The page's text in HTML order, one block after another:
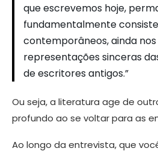
que escrevemos hoje,
fundamentalmente
contemporâneos, ainda
representações sinceras
de escritores antigos.”
Ou seja, a literatura age de
profundo ao se voltar para as
Ao longo da entrevista, que